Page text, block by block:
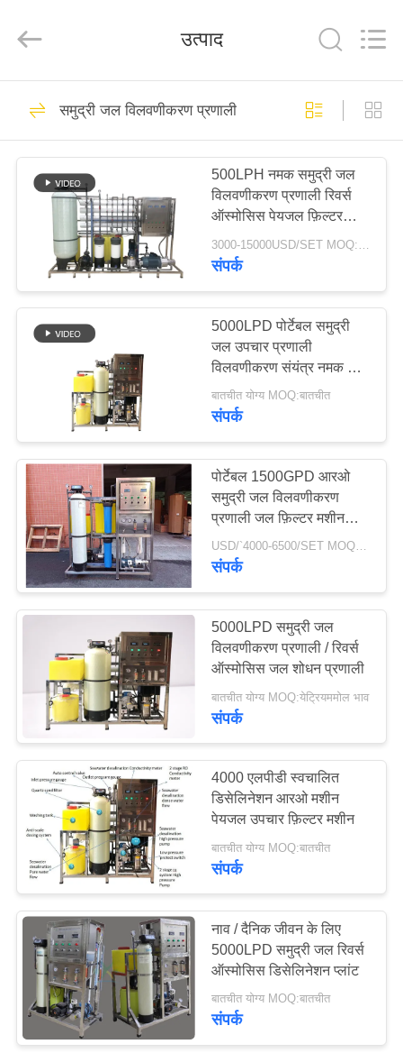
उत्पादों
कारखाना
नियंत्रण
संपर्क
करें
एक
उद्धरण
अनुरोध
COMPANY
NEWS
साइटमैप
PRIVACY
POLICY
Treatment
Equipment
All
Reserved.
आरओ जल उपचार
प्रणाली
279
ब्रैकिश वाटर सिस्टम
99
Ultrapure जल प्रणाली
106
पानी सॉफ़्नर प्रणाली
82
अल्ट्राफिल्ट्रेशन मेम्ब्रेन
सिस्टम
उत्पाद
समुद्री जल विलवणीकरण प्रणाली
500LPH नमक समुद्री जल
विलवणीकरण प्रणाली रिवर्स
ऑस्मोसिस पेयजल फ़िल्टर
उपचार आरओ प्लांट
3000-15000USD/SET MOQ:एक सेट
संपर्क
5000LPD पोर्टेबल समुद्री
जल उपचार प्रणाली
विलवणीकरण संयंत्र नमक जल
उपचार पीने के लिए
बातचीत योग्य MOQ:बातचीत
संपर्क
पोर्टेबल 1500GPD आरओ
समुद्री जल विलवणीकरण
प्रणाली जल फ़िल्टर मशीन
2000 से 5000 लीटर प्रति
दिन
USD/`4000-6500/SET MOQ:1 सेट
संपर्क
5000LPD समुद्री जल
विलवणीकरण प्रणाली / रिवर्स
ऑस्मोसिस जल शोधन प्रणाली
बातचीत योग्य MOQ:येट्रियममोल भाव
संपर्क
4000 एलपीडी स्वचालित
डिसेलिनेशन आरओ मशीन
पेयजल उपचार फ़िल्टर मशीन
बातचीत योग्य MOQ:बातचीत
संपर्क
नाव / दैनिक जीवन के लिए
5000LPD समुद्री जल रिवर्स
ऑस्मोसिस डिसेलिनेशन प्लांट
बातचीत योग्य MOQ:बातचीत
संपर्क